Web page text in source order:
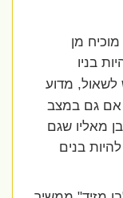
מן
בניו
מדוע
גם במצב
מאליו שגם
בנים